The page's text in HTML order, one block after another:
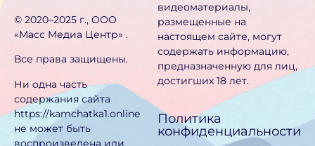
©️ 2020–2025 г., ООО
«Масс Медиа Центр» .
Все права защищены.
Ни одна часть
содержания сайта
https://kamchatka1.online
не может быть
воспроизведена или
видеоматериалы,
размещенные на
настоящем сайте, могут
содержать информацию,
предназначен­ную для лиц,
достигших 18 лет.
Политика
конфиденциальности